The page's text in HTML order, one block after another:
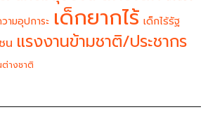
ามอุปการะ เด็กยากไร้ เด็กไร้รัฐ
น แรงงานข้ามชาติ/ประชากร
างชาติ